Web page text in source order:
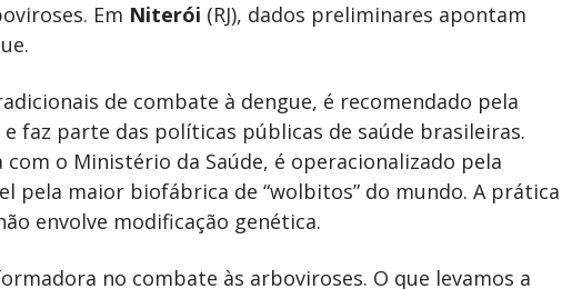
Em Niterói (RJ), dados preliminares apontam
de combate à dengue, é recomendado pela
e faz parte das políticas públicas de saúde brasileiras.
com o Ministério da Saúde, é operacionalizado pela
pela maior biofábrica de “wolbitos” do mundo. A prática
envolve modificação genética.
no combate às arboviroses. O que levamos a